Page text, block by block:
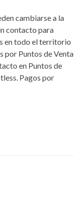
cambiarse a la
contacto para
en todo el territorio
por Puntos de Venta
en Puntos de
Pagos por